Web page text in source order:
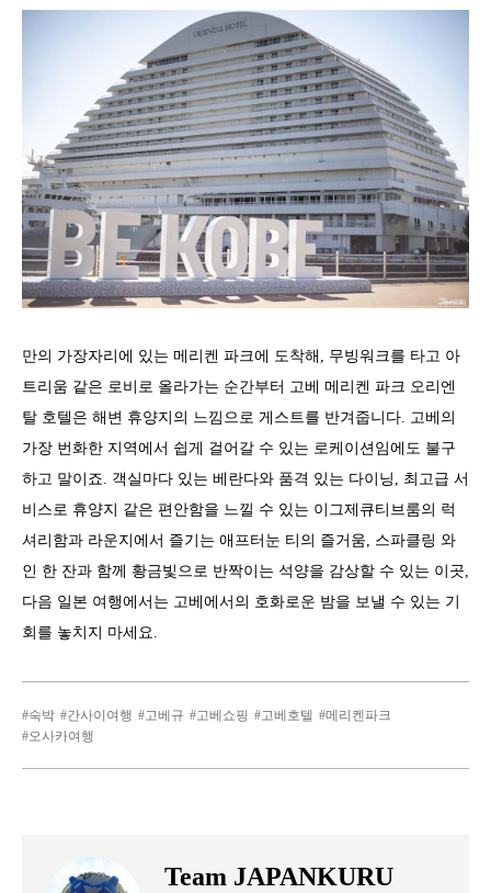
만의 가장자리에 있는 메리켄 파크에 도착해, 무빙워크를 타고 아
트리움 같은 로비로 올라가는 순간부터 고베 메리켄 파크 오리엔
탈 호텔은 해변 휴양지의 느낌으로 게스트를 반겨줍니다. 고베의
가장 번화한 지역에서 쉽게 걸어갈 수 있는 로케이션임에도 불구
하고 말이죠. 객실마다 있는 베란다와 품격 있는 다이닝, 최고급 서
비스로 휴양지 같은 편안함을 느낄 수 있는 이그제큐티브룸의 럭
셔리함과 라운지에서 즐기는 애프터눈 티의 즐거움, 스파클링 와
인 한 잔과 함께 황금빛으로 반짝이는 석양을 감상할 수 있는 이곳,
다음 일본 여행에서는 고베에서의 호화로운 밤을 보낼 수 있는 기
회를 놓치지 마세요.
숙박 간사이여행 고베규 고베쇼핑 고베호텔
메리켄파크
오사카여행
Team JAPANKURU